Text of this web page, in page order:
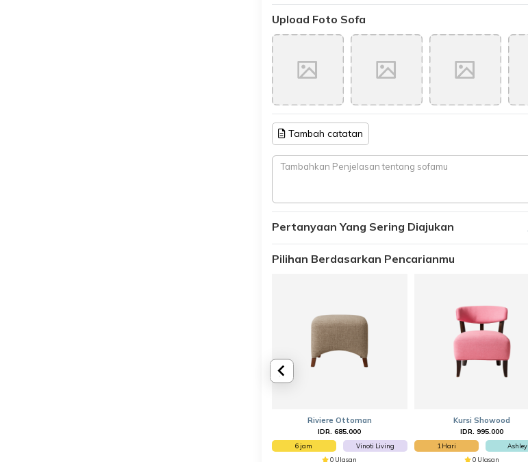
Upload Foto Sofa
Tambah catatan
Pertanyaan Yang Sering Diajukan
Pilihan Berdasarkan Pencarianmu
Riviere Ottoman
IDR. 685.000
6 jam
Vinoti Living
0 Ulasan
Kursi Showood
IDR. 995.000
1 Hari
Ashley
0 Ulasan